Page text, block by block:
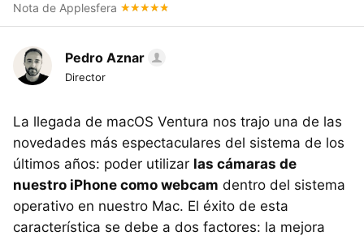
Nota de Applesfera
Pedro Aznar
Director
La llegada de macOS Ventura nos trajo una de las
novedades más espectaculares del sistema de los
últimos años: poder utilizar las cámaras de
nuestro iPhone como webcam dentro del sistema
operativo en nuestro Mac. El éxito de esta
característica se debe a dos factores: la mejora